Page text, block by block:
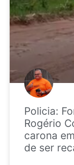
Policia:
Rogério
carona
de ser